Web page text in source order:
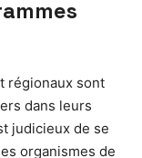
régionaux sont
dans leurs
judicieux de se
organismes de